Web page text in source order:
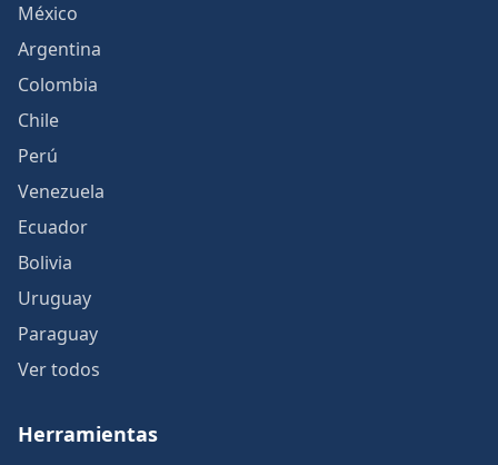
México
Argentina
Colombia
Chile
Perú
Venezuela
Ecuador
Bolivia
Uruguay
Paraguay
Ver todos
Herramientas